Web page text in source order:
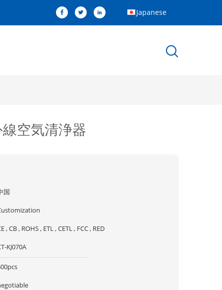
Japanese
空気清浄器
国
, CB , ROHS , ETL , CETL , FCC , RED
KJ070A